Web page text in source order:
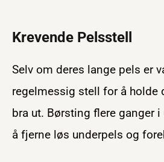
Krevende Pelsstell
Selv om deres lange pels er
regelmessig stell for å holde
bra ut. Børsting flere ganger
å fjerne løs underpels og